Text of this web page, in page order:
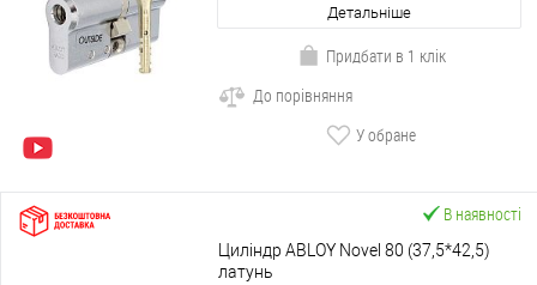
Детальніше
Придбати в 1 клік
До порівняння
У обране
В наявності
Циліндр ABLOY Novel 80 (37,5*42,5)
латунь